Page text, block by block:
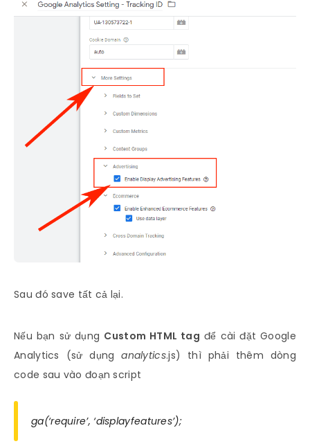
Sau đó save tất cả lại.
Nếu bạn sử dụng Custom HTML tag để cài đặt Google
Analytics (sử dụnganalytics.js) thì phải thêm dòng
code sau vào đoạn script
ga(‘require’, ‘displayfeatures’);